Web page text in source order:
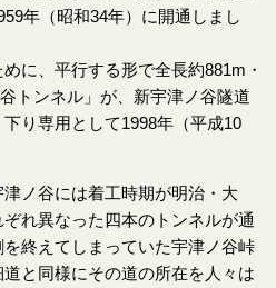
年（昭和34年）に開通しまし
に、平行する形で全長約881m・
トンネル」が、新宇津ノ谷隧道
り専用として1998年（平成10
ノ谷には着工時期が明治・大
れ異なった四本のトンネルが通
終えてしまっていた宇津ノ谷峠
と同様にその道の所在を人々は